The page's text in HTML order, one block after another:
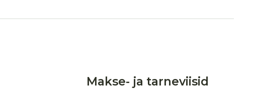
Makse- ja tarneviisid